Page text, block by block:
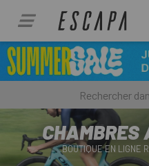
CHAMBRES
BOUTIQUE EN LIGNE